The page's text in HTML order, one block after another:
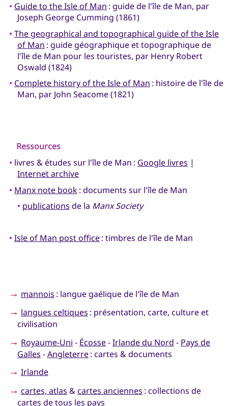
• Guide to the Isle of Man : guide de l'île de Man, par
Joseph George Cumming (1861)
• The geographical and topographical guide of the Isle
of Man : guide géographique et topographique de
l'île de Man pour les touristes, par Henry Robert
Oswald (1824)
• Complete history of the Isle of Man : histoire de l'île de
Man, par John Seacome (1821)
Ressources
• livres & études sur l'île de Man : Google livres |
Internet archive
• Manx note book: documents sur l'île de Man
• publications de la Manx Society
• Isle of Man post office: timbres de l'île de Man
→ mannois : langue gaélique de l'île de Man
→ langues celtiques : présentation, carte, culture et
civilisation
→ Royaume-Uni - Écosse-Irlande du Nord - Pays de
Galles -Angleterre: cartes & documents
→ Irlande
→ cartes, atlas &cartes anciennes : collections de
cartes de tous les pays